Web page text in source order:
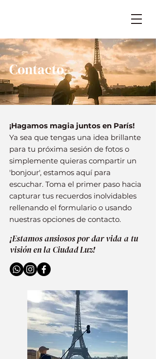
Contacto
¡Hagamos magia juntos en París!
Ya sea que tengas una idea brillante
para tu próxima sesión de fotos o
simplemente quieras compartir un
'bonjour', estamos aquí para
escuchar. Toma el primer paso hacia
capturar tus recuerdos inolvidables
rellenando el formulario o usando
nuestras opciones de contacto.
¡Estamos ansiosos por dar vida a tu
visión en la Ciudad Luz!